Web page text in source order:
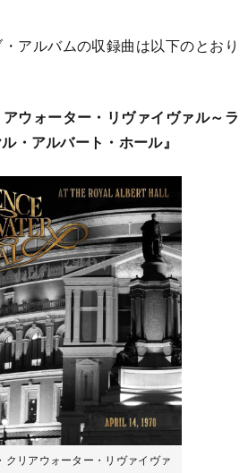
アルバムの収録曲は以下のとおり
アウォーター・リヴァイヴァル～ラ
・アルバート・ホール』
クリアウォーター・リヴァイヴァ